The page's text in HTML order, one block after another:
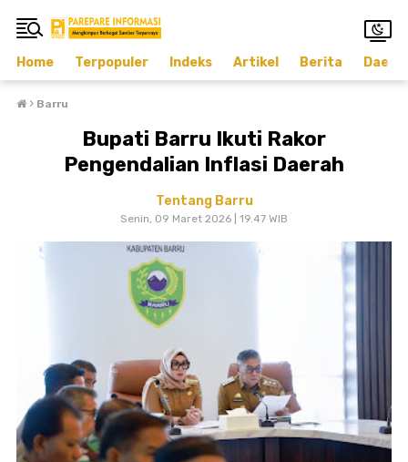
Home Terpopuler Indeks Artikel Berita
› Barru
Bupati Barru Ikuti Rakor
Pengendalian Inflasi Daerah
Tentang Barru
Senin, 09 Maret 2026 | 19.47 WIB